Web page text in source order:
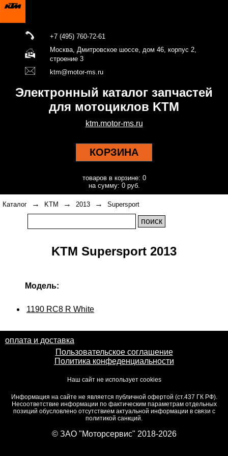
+7 (495) 760-72-61
Москва, Дмитровское шоссе, дом 46, корпус 2,
строение 3
ktm@motor-ms.ru
Электронный каталог запчастей
для мотоциклов KTM
ktm.motor-ms.ru
КОРЗИНА
товаров в корзине: 0
на сумму: 0 руб.
Каталог → KTM → 2013 → Supersport
KTM Supersport 2013
Модель:
1190 RC8 R White
оплата и доставка
Пользовательское соглашение
Политика конфеденциальности
Наш сайт не использует cookies
Информация на сайте не является публичной офертой (ст.437 ГК РФ).
Несоответствие информации по фактическим параметрам отдельных
позиций обусловлено отсутствием актуальной информации в связи с
политикой санкций.
© ЗАО "Моторсервис" 2018-2026